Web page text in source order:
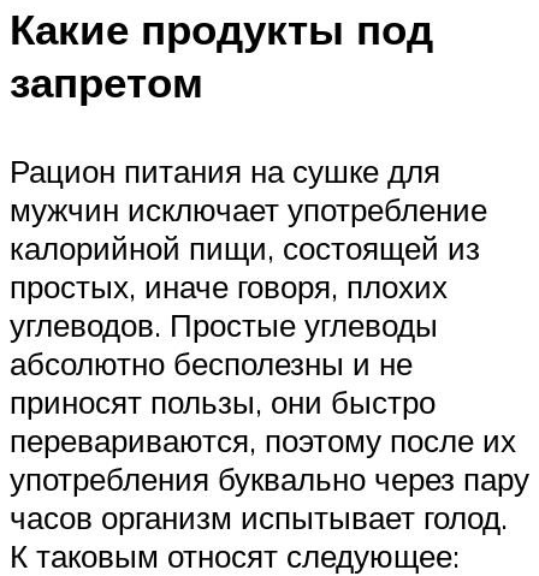
Какие продукты под
запретом
Рацион питания на сушке для
мужчин исключает употребление
калорийной пищи, состоящей из
простых, иначе говоря, плохих
углеводов. Простые углеводы
абсолютно бесполезны и не
приносят пользы, они быстро
перевариваются, поэтому после их
употребления буквально через пару
часов организм испытывает голод.
К таковым относят следующее: